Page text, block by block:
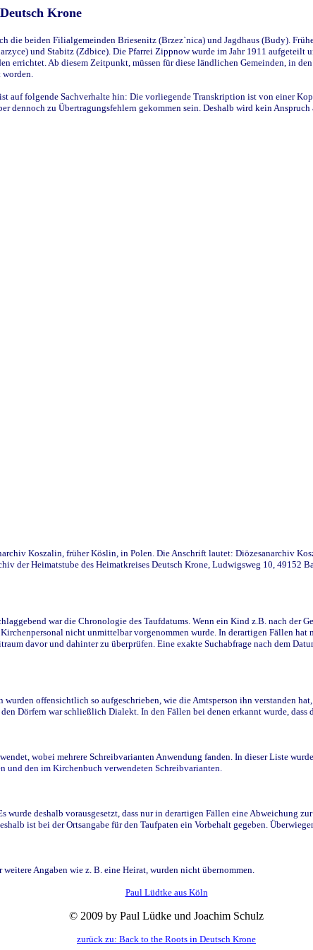
Krone
die beiden Filialgemeinden Briesenitz (Brzez`nica) und Jagdhaus (Budy).
und Stabitz (Zdbice). Die Pfarrei Zippnow wurde im Jahr 1911
Ab diesem Zeitpunkt, müssen für diese ländlichen Gemeinden, in
auf folgende Sachverhalte hin: Die vorliegende Transkription ist von einer
dennoch zu Übertragungsfehlern gekommen sein. Deshalb wird kein Anspruch
Koszalin, früher Köslin, in Polen. Die Anschrift lautet: Diözesanarchiv
der Heimatstube des Heimatkreises Deutsch Krone, Ludwigsweg 10, 49152
war die Chronologie des Taufdatums. Wenn ein Kind z.B. nach der
nicht unmittelbar vorgenommen wurde. In derartigen Fällen
davor und dahinter zu überprüfen. Eine exakte Suchabfrage nach dem
offensichtlich so aufgeschrieben, wie die Amtsperson ihn verstanden
Dörfern war schließlich Dialekt. In den Fällen bei denen erkannt wurde,
wobei mehrere Schreibvarianten Anwendung fanden. In dieser Liste
und den im Kirchenbuch verwendeten Schreibvarianten.
deshalb vorausgesetzt, dass nur in derartigen Fällen eine Abweichung
ist bei der Ortsangabe für den Taufpaten ein Vorbehalt gegeben.
Angaben wie z. B. eine Heirat, wurden nicht übernommen.
Paul Lüdtke aus Köln
© 2009 by Paul Lüdke und Joachim Schulz
zurück zu: Back to the Roots in Deutsch Krone